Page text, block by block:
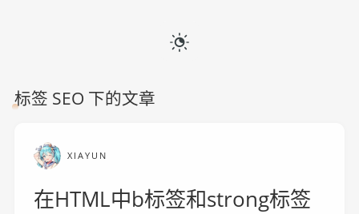
标签 SEO 下的文章
XIAYUN
在HTML中b标签和strong标签